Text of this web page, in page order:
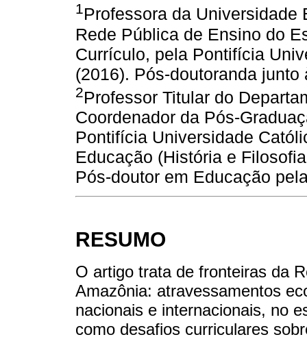
1Professora da Universidade
Rede Pública de Ensino do
Currículo, pela Pontifícia
(2016). Pós-doutoranda junto
2Professor Titular do
Coordenador da Pós-
Pontifícia Universidade
Educação (História e
Pós-doutor em Educação
RESUMO
O artigo trata de fronteiras da
Amazônia: atravessamentos
nacionais e internacionais, no
como desafios curriculares